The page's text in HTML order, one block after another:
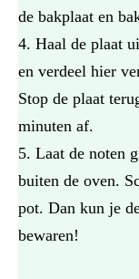
de bakplaat en
Haal de plaat
en verdeel hier
Stop de plaat
minuten af.
Laat de noten
buiten de oven.
pot. Dan kun je
bewaren!